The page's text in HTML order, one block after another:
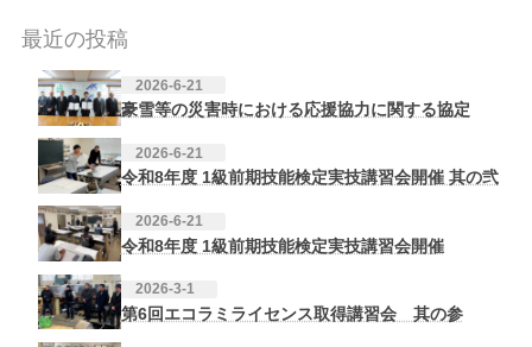
最近の投稿
2026-6-21
豪雪等の災害時における応援協力に関する協定
2026-6-21
令和8年度 1級前期技能検定実技講習会開催 其の弐
2026-6-21
令和8年度 1級前期技能検定実技講習会開催
2026-3-1
第6回エコラミライセンス取得講習会 其の参